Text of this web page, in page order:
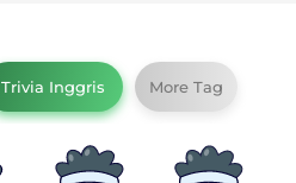
Trivia Inggris More Tag